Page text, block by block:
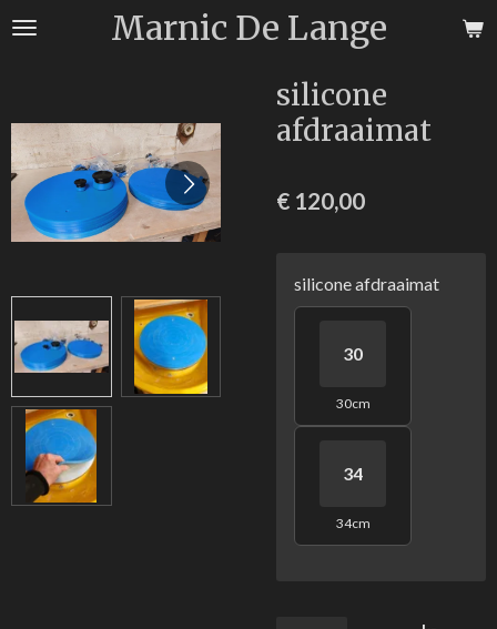
Ga
hoofdinhoud
Marnic De Lange
silicone
afdraaimat
€ 120,00
silicone afdraaimat
30
30cm
34
34cm